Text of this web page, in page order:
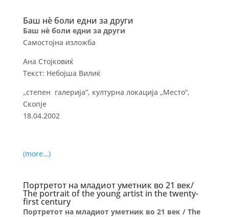
Баш нѐ боли едни за други
Баш нѐ боли едни за други
Самостојна изложба
Ана Стојковиќ
Текст: Небојша Вилиќ
„степен галерија”, културна локација „Место“,
Скопје
18.04.2002
(more…)
Портретот на младиот уметник во 21 век/
The portrait of the young artist in the twenty-
first century
Портретот на младиот уметник во 21 век / The